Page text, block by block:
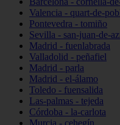
Valencia - quart-de-
Pontevedra - tomiño
Sevilla - san-juan-de-
Madrid - fuenlabrada
Valladolid - peñafiel
Madrid - parla
Madrid - el-álamo
Toledo - fuensalida
Las-palmas - tejeda
Córdoba - la-carlota
Murcia - cehegín